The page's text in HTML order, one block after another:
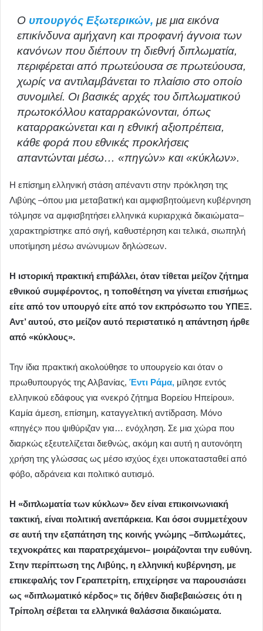
Ο υπουργός Εξωτερικών, με μια εικόνα
επικίνδυνα αμήχανη και προφανή άγνοια των
κανόνων που διέπουν τη διεθνή διπλωματία,
περιφέρεται από πρωτεύουσα σε πρωτεύουσα,
χωρίς να αντιλαμβάνεται το πλαίσιο στο οποίο
συνομιλεί. Οι βασικές αρχές του διπλωματικού
πρωτοκόλλου καταρρακώνονται, όπως
καταρρακώνεται και η εθνική αξιοπρέπεια,
κάθε φορά που εθνικές προκλήσεις
απαντώνται μέσω… «πηγών» και «κύκλων».
Η επίσημη ελληνική στάση απέναντι στην πρόκληση της
Λιβύης –όπου μια μεταβατική και αμφισβητούμενη κυβέρνηση
τόλμησε να αμφισβητήσει ελληνικά κυριαρχικά δικαιώματα–
χαρακτηρίστηκε από σιγή, καθυστέρηση και τελικά, σιωπηλή
υποτίμηση μέσω ανώνυμων δηλώσεων.
Η ιστορική πρακτική επιβάλλει, όταν τίθεται μείζον ζήτημα
εθνικού συμφέροντος, η τοποθέτηση να γίνεται επισήμως
είτε από τον υπουργό είτε από τον εκπρόσωπο του ΥΠΕΞ.
Αντ’ αυτού, στο μείζον αυτό περιστατικό η απάντηση ήρθε
από «κύκλους».
Την ίδια πρακτική ακολούθησε το υπουργείο και όταν ο
πρωθυπουργός της Αλβανίας, Έντι Ράμα, μίλησε εντός
ελληνικού εδάφους για «νεκρό ζήτημα Βορείου Ηπείρου».
Καμία άμεση, επίσημη, καταγγελτική αντίδραση. Μόνο
«πηγές» που ψιθύριζαν για… ενόχληση. Σε μια χώρα που
διαρκώς εξευτελίζεται διεθνώς, ακόμη και αυτή η αυτονόητη
χρήση της γλώσσας ως μέσο ισχύος έχει υποκατασταθεί από
φόβο, αδράνεια και πολιτικό αυτισμό.
Η «διπλωματία των κύκλων» δεν είναι επικοινωνιακή
τακτική, είναι πολιτική ανεπάρκεια. Και όσοι συμμετέχουν
σε αυτή την εξαπάτηση της κοινής γνώμης –διπλωμάτες,
τεχνοκράτες και παρατρεχάμενοι– μοιράζονται την ευθύνη.
Στην περίπτωση της Λιβύης, η ελληνική κυβέρνηση, με
επικεφαλής τον Γεραπετρίτη, επιχείρησε να παρουσιάσει
ως «διπλωματικό κέρδος» τις δήθεν διαβεβαιώσεις ότι η
Τρίπολη σέβεται τα ελληνικά θαλάσσια δικαιώματα.